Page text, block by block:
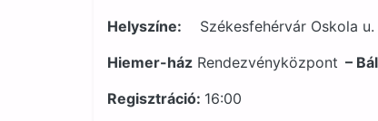
Helyszíne: Székesfehérvár Oskola u.
Hiemer-ház Rendezvényközpont –
Regisztráció: 16:00